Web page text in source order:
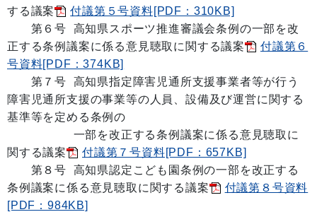
する議案
付議第５号資料[PDF：310KB]
第６号 高知県スポーツ推進審議会条例の一部を改
正する条例議案に係る意見聴取に関する議案
付議第６
号資料[PDF：374KB]
第７号 高知県指定障害児通所支援事業者等が行う
障害児通所支援の事業等の人員、設備及び運営に関する
基準等を定める条例の
一部を改正する条例議案に係る意見聴取に
関する議案
付議第７号資料[PDF：657KB]
第８号 高知県認定こども園条例の一部を改正する
条例議案に係る意見聴取に関する議案
付議第８号資料
[PDF：984KB]